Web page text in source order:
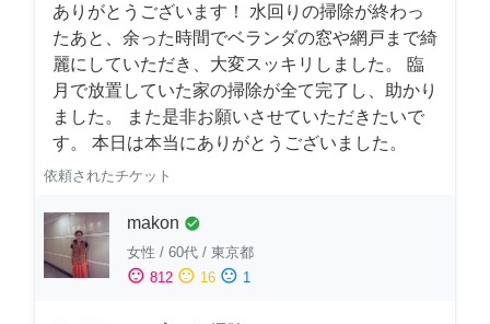
ありがとうございます！ 水回りの掃除が終わっ
たあと、余った時間でベランダの窓や網戸まで綺
麗にしていただき、大変スッキリしました。 臨
月で放置していた家の掃除が全て完了し、助かり
ました。 また是非お願いさせていただきたいで
す。 本日は本当にありがとうございました。
依頼されたチケット
makon check_circle
女性 / 60代 / 東京都
sentiment_satisfied 812 sentiment_neutral 16 sentiment_dissatisfied 1